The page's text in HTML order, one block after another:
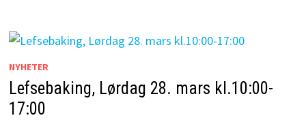
NYHETER
Lefsebaking, Lørdag 28. mars kl.10:00-
17:00